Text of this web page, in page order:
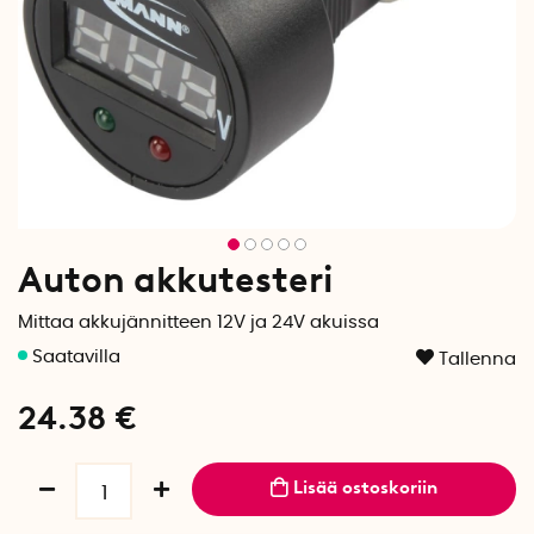
Auton akkutesteri
Mittaa akkujännitteen 12V ja 24V akuissa
Tallenna
24.38 €
Lisää ostoskoriin